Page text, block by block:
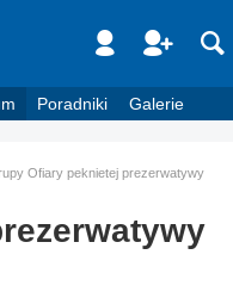
Poradniki Galerie
Ofiary peknietej prezerwatywy